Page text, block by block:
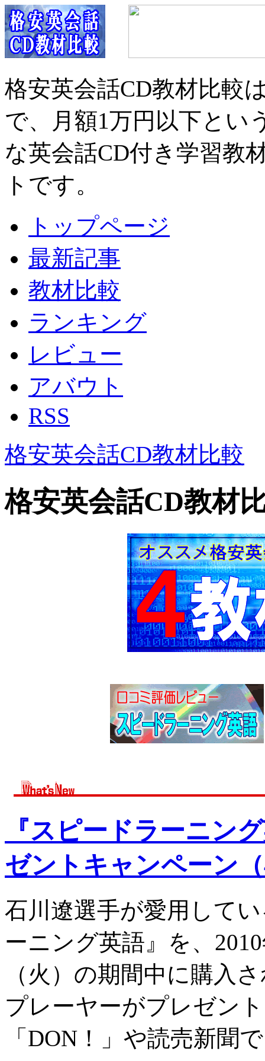
格安英会話CD教材比較
で、月額1万円以下とい
な英会話CD付き学習教
トです。
トップページ
最新記事
教材比較
ランキング
レビュー
アバウト
RSS
格安英会話CD教材比較
格安英会話CD教材
『スピードラーニン
ゼントキャンペーン
石川遼選手が愛用して
ーニング英語』を、
（火）の期間中に購入
プレーヤーがプレゼン
「DON！」や読売新聞